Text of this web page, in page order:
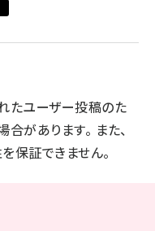
たユーザー投稿のた
があります。 また、
保証できません。